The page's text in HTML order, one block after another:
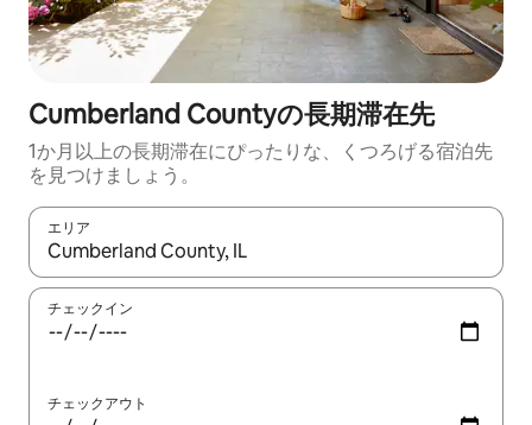
Cumberland Countyの長期滞在先
1か月以上の長期滞在にぴったりな、くつろげる宿泊先
を見つけましょう。
エリア
検索結果が表示されたら、上下の矢印キーを使って移動するか
チェックイン
チェックアウト